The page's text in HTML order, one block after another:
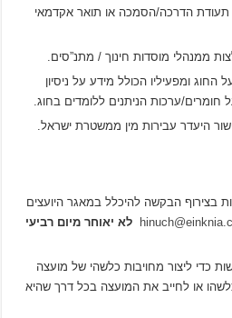
תעודת הדרכה/הסמכה או תואר אקדמאי
ממנהלי מוסדות חינוך / מתנ”סים.
החוג ומפעיליו הכולל מידע על ניסיון
ערכות הניתנים ללומדים בחוג.
היעדר עבירות מין ממשטרת ישראל.
בצירוף הבקשה להיכלל במאגר היועצים
לא יאוחר מיום רביעי
כדי ליצור מחויבות כלשהי של מועצה
או לחייב את המועצה בכל דרך שהיא